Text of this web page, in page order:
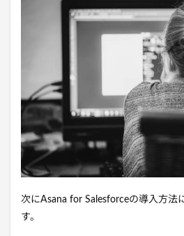
次にAsana for Salesforceの導入方法
す。